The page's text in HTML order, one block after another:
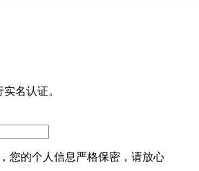
名认证。
您的个人信息严格保密，请放心